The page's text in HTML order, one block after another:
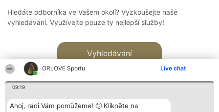
ORLOVE Sportu Live chat
09:19
Ahoj, rádi Vám pomůžeme! 🙂 Klikněte na
Hledáte odborníka ve Vašem okolí? Vyzkoušejte naše
vyhledávání. Využívejte pouze ty nejlepší služby!
Vyhledávání